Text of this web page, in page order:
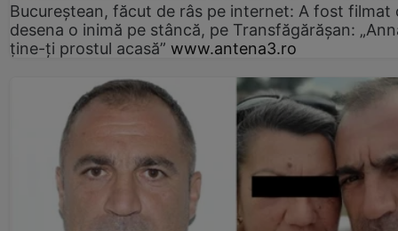
Bucureștean, făcut de râs pe internet: A fost filmat
desena o inimă pe stâncă, pe Transfăgărășan:
ține-ți prostul acasă” www.antena3.ro